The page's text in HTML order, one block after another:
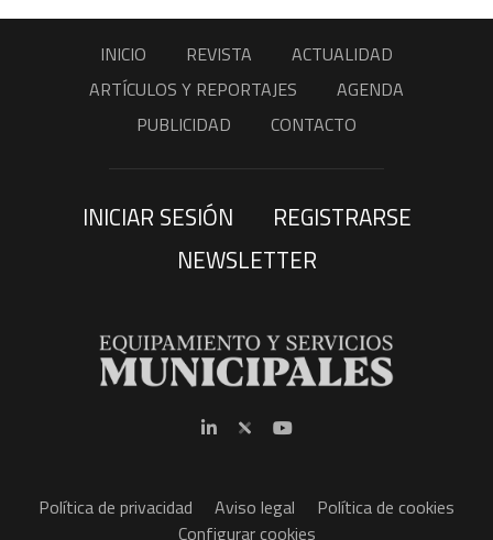
INICIO REVISTA
ACTUALIDAD
ARTÍCULOS Y REPORTAJES
AGENDA
PUBLICIDAD
CONTACTO
INICIAR SESIÓN
REGISTRARSE
NEWSLETTER
Política de privacidad Aviso legal
Política de cookies
Configurar cookies